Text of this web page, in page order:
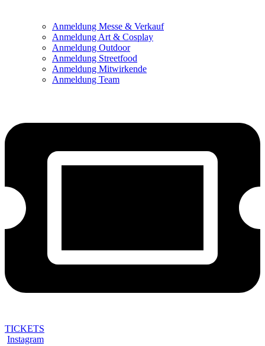
Anmeldung Messe & Verkauf
Anmeldung Art & Cosplay
Anmeldung Outdoor
Anmeldung Streetfood
Anmeldung Mitwirkende
Anmeldung Team
TICKETS
Instagram